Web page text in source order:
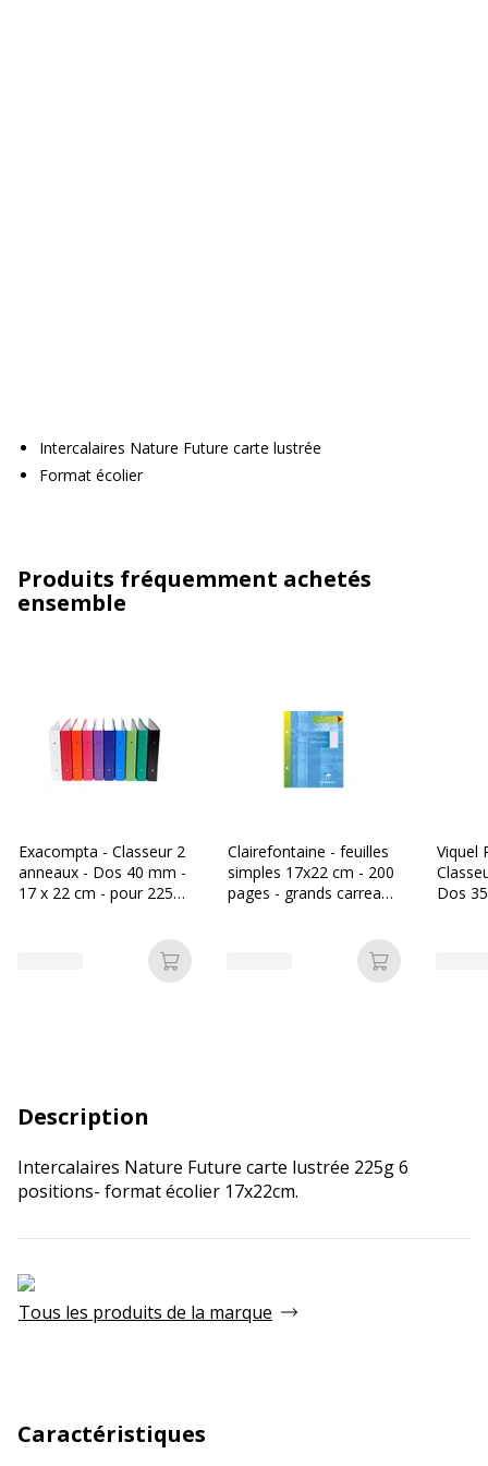
Intercalaires Nature Future carte lustrée
Format écolier
Produits fréquemment achetés
ensemble
Exacompta - Classeur 2
anneaux - Dos 40 mm -
17 x 22 cm - pour 225
Ajouter au panier
Clairefontaine - feuilles
simples 17x22 cm - 200
pages - grands carreaux
Ajouter au
Viquel
Dos
Description
Intercalaires Nature Future carte lustrée 225g 6
positions- format écolier 17x22cm.
Tous les produits de la marque
Caractéristiques